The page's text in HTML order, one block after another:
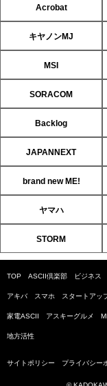
Acrobat
キヤノンMJ
MSI
SORACOM
Backlog
JAPANNEXT
brand new ME!
ヤマハ
STORM
TOP ASCII倶楽部 ビジネス
アキバ スマホ スタートアッ
家電ASCII アスキーグルメ
地方活性
サイトポリシー プライバシー